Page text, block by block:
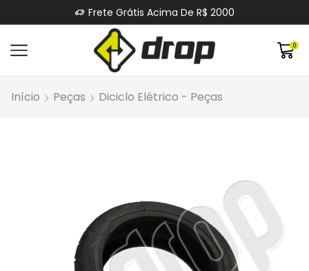
Frete Grátis Acima De R$ 2000
0
Início Peças Diciclo Elétrico - Peças